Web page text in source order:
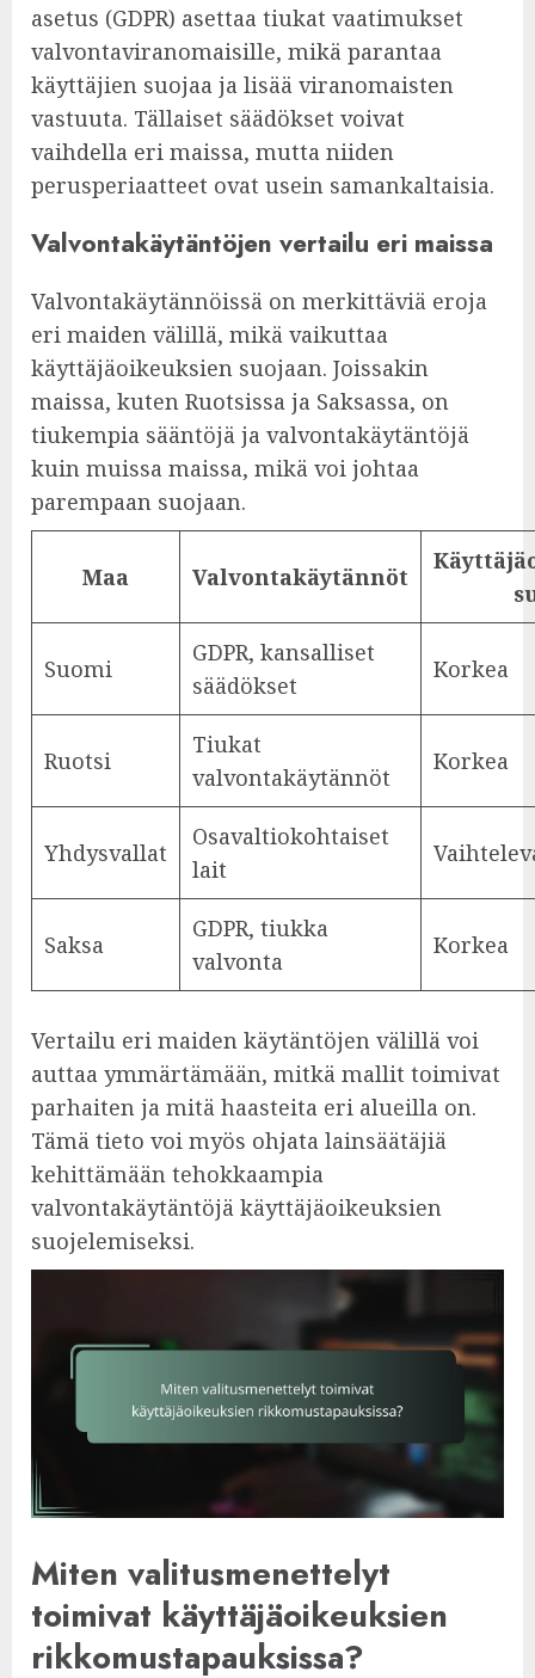
asetus (GDPR) asettaa tiukat vaatimukset
valvontaviranomaisille, mikä parantaa
käyttäjien suojaa ja lisää viranomaisten
vastuuta. Tällaiset säädökset voivat
vaihdella eri maissa, mutta niiden
perusperiaatteet ovat usein samankaltaisia.
Valvontakäytäntöjen vertailu eri maissa
Valvontakäytännöissä on merkittäviä eroja
eri maiden välillä, mikä vaikuttaa
käyttäjäoikeuksien suojaan. Joissakin
maissa, kuten Ruotsissa ja Saksassa, on
tiukempia sääntöjä ja valvontakäytäntöjä
kuin muissa maissa, mikä voi johtaa
parempaan suojaan.
Maa Valvontakäytännöt
Suomi
GDPR, kansalliset
säädökset
Korkea
Ruotsi
Tiukat
valvontakäytännöt
Korkea
Yhdysvallat
Osavaltiokohtaiset
lait
Saksa
GDPR, tiukka
valvonta
Korkea
Vertailu eri maiden käytäntöjen välillä voi
auttaa ymmärtämään, mitkä mallit toimivat
parhaiten ja mitä haasteita eri alueilla on.
Tämä tieto voi myös ohjata lainsäätäjiä
kehittämään tehokkaampia
valvontakäytäntöjä käyttäjäoikeuksien
suojelemiseksi.
Miten valitusmenettelyt
toimivat käyttäjäoikeuksien
rikkomustapauksissa?